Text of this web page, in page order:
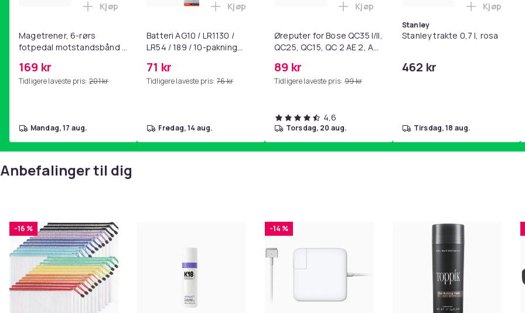
Magetrener, 6-rørs
fotpedal motstandsbånd -
yoga og
hjemmegymnastikk Pink
169 kr
Tidligere laveste pris: 201 kr
Legg Magetrener, 6-rørs fotpedal motstandsbånd - mage- og kjernetrening, yoga og
Kjøp
mandag, 17 aug.
Batteri AG10 / LR1130 /
LR54 / 189 / 10-pakning
71 kr
Tidligere laveste pris: 76 kr
Legg Batteri AG10 / LR1130 / LR54 / 189 / 10-pakning PKcell i
Kjøp
fredag, 14 aug.
Øreputer for Bose QC35 I/II,
QC25, QC15, QC 2 AE 2, AE
SoundLink Black
89 kr
Tidligere laveste pris: 99 kr
Legg Øreputer for Bose QC35 I/II, QC25,
Kjøp
4,6
torsdag, 20 aug.
Stanley
Stanley trakte 0,7 l, rosa
462 kr
Legg
Kjøp
tirsdag, 18 aug.
Anbefalinger til dig
-16 % -14 %